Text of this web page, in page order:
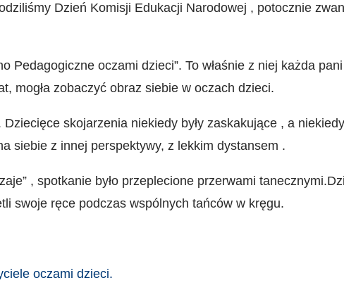
Dzień Komisji Edukacji Narodowej , potocznie
Pedagogiczne oczami dzieci”. To właśnie z niej każda pani
mogła zobaczyć obraz siebie w oczach dzieci.
skojarzenia niekiedy były zaskakujące , a niekiedy
siebie z innej perspektywy, z lekkim dystansem .
, spotkanie było przeplecione przerwami
swoje ręce podczas wspólnych tańców w kręgu.
oczami dzieci.